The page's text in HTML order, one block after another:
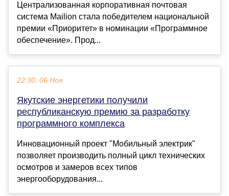
Централизованная корпоративная почтовая
система Mailion стала победителем национальной
премии «Приоритет» в номинации «Программное
обеспечение». Прод...
22:30, 06 Ноя
Якутские энергетики получили
республиканскую премию за разработку
программного комплекса
Инновационный проект "Мобильный электрик"
позволяет производить полный цикл технических
осмотров и замеров всех типов
энергооборудования...